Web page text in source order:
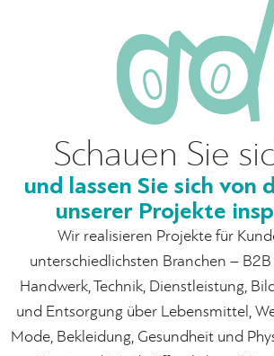
Schauen Sie
und lassen Sie sich von
unserer Projekte
Wir realisieren Projekte für
unterschiedlichsten Branchen –
Handwerk, Technik, Dienstleistung,
und Entsorgung über Lebensmittel,
Mode, Bekleidung, Gesundheit und